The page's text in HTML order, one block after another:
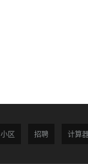
小区 招聘 计算